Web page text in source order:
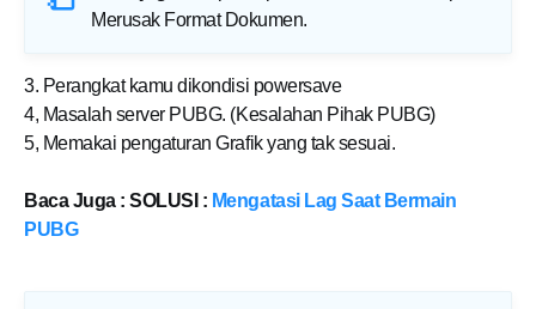
Merusak Format Dokumen.
3. Perangkat kamu dikondisi powersave
4, Masalah server PUBG. (Kesalahan Pihak PUBG)
5, Memakai pengaturan Grafik yang tak sesuai.
Baca Juga : SOLUSI : Mengatasi Lag Saat Bermain
PUBG